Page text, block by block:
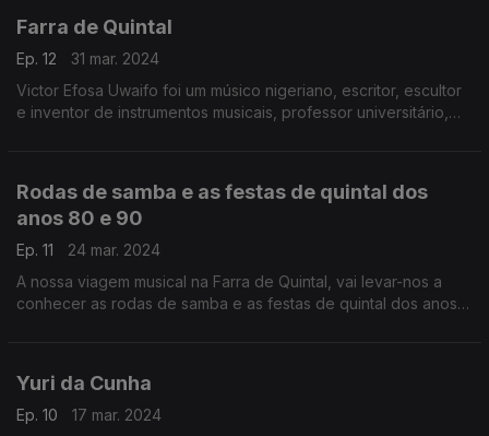
Farra de Quintal
Ep. 12
31 mar. 2024
Victor Efosa Uwaifo foi um músico nigeriano, escritor, escultor
e inventor de instrumentos musicais, professor universitário,
Rodas de samba e as festas de quintal dos
anos 80 e 90
Ep. 11
24 mar. 2024
A nossa viagem musical na Farra de Quintal, vai levar-nos a
conhecer as rodas de samba e as festas de quintal dos anos
Yuri da Cunha
Ep. 10
17 mar. 2024